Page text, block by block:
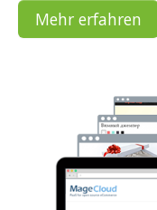
Mehr erfahren